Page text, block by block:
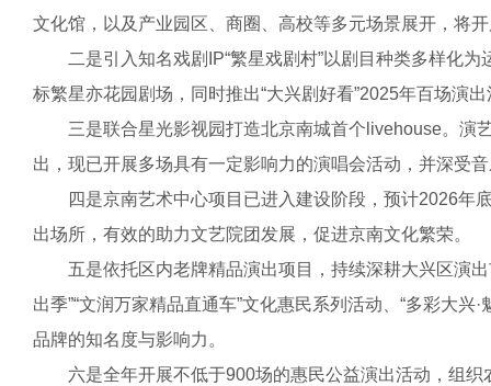
文化馆，以及产业园区、商圈、高校等多元场景展开，将
二是引入知名戏剧IP“繁星戏剧村”以剧目种类多样化为
标繁星亦花园剧场，同时推出“大兴剧好看”2025年百场演
三是联合星光影视园打造北京南城首个livehouse。演艺
出，现已开展多场具有一定影响力的演唱会活动，并深受
四是京南艺术中心项目已进入建设阶段，预计2026年底
出场所，有效的助力文艺院团发展，促进京南文化繁荣。
五是依托区内老牌精品演出项目，持续深耕大兴区演出
出季”“文润万家精品直通车”文化惠民系列活动、“多彩大
品牌的知名度与影响力。
六是全年开展不低于900场的惠民公益演出活动，组织农